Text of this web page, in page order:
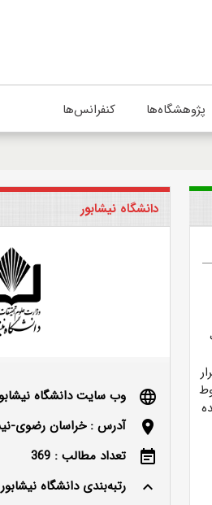
پژوهشگاه‌ها کنفرانس‌ها
دانشگاه نیشابور
language
وب سایت دانشگاه
location_on
آدرس : خراسان رضوی-
event_note
تعداد مطالب : 369
keyboard_arrow_up
رتبه‌بندی دانشگاه نیشابور